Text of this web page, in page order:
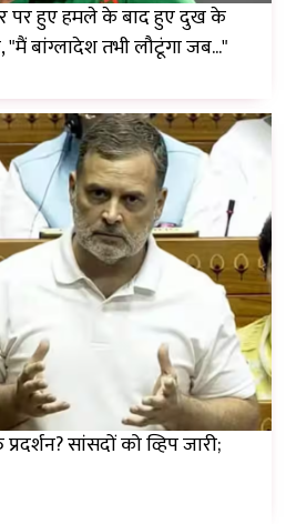
पर हुए हमले के बाद हुए दुख के
बांग्लादेश तभी लौटूंगा जब..."
सांसदों को व्हिप जारी;